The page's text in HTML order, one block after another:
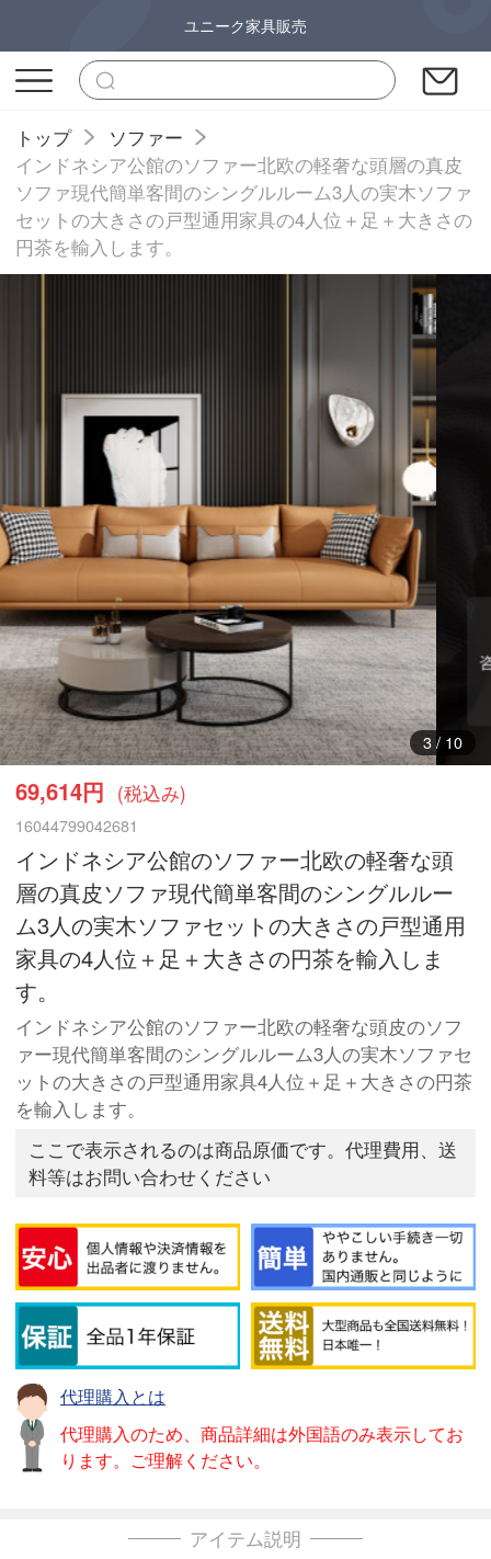
ユニーク家具販売
トップ
ソファー
インドネシア公館のソファー北欧の軽奢な頭層の真皮
ソファ現代簡単客間のシングルルーム3人の実木ソファ
セットの大きさの戸型通用家具の4人位＋足＋大きさの
円茶を輸入します。
3/ 10
69,614円 (税込み)
16044799042681
インドネシア公館のソファー北欧の軽奢な頭
層の真皮ソファ現代簡単客間のシングルルー
ム3人の実木ソファセットの大きさの戸型通用
家具の4人位＋足＋大きさの円茶を輸入しま
す。
インドネシア公館のソファー北欧の軽奢な頭皮のソフ
ァー現代簡単客間のシングルルーム3人の実木ソファセ
ットの大きさの戸型通用家具4人位＋足＋大きさの円茶
を輸入します。
ここで表示されるのは商品原価です。代理費用、送
料等はお問い合わせください
代理購入とは
代理購入のため、商品詳細は外国語のみ表示してお
ります。ご理解ください。
アイテム説明